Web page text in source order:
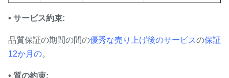
• サービス約束:
品質保証の期間の間の優秀な売り上げ後のサービスの保証
12か月の。
• 質の約束: